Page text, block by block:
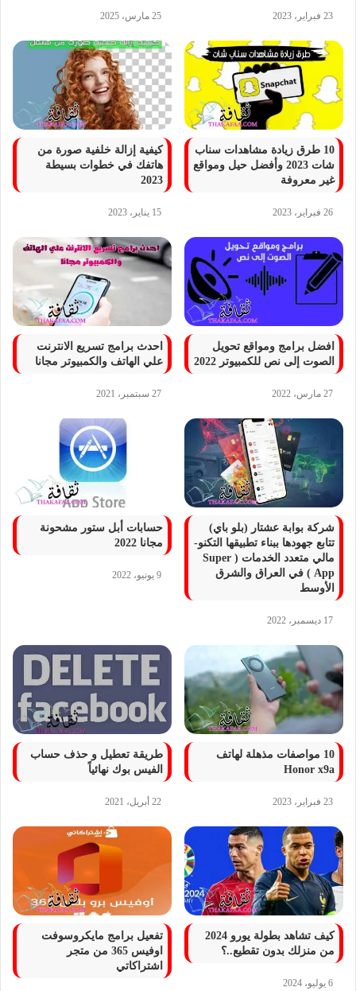
23 فبراير، 2023 25 مارس، 2025
10 طرق زيادة مشاهدات سناب
شات 2023 وأفضل حيل ومواقع
غير معروفة
26 فبراير، 2023
كيفية إزالة خلفية صورة من
هاتفك في خطوات بسيطة
2023
15 يناير، 2023
افضل برامج ومواقع تحويل
الصوت إلى نص للكمبيوتر 2022
27 مارس، 2022
احدث برامج تسريع الانترنت
علي الهاتف والكمبيوتر مجانا
27 سبتمبر، 2021
شركة بوابة عشتار (بلو باي)
تتابع جهودها ببناء تطبيقها التكنو-
مالي متعدد الخدمات ( Super
App ) في العراق والشرق
الأوسط
17 ديسمبر، 2022
حسابات أبل ستور مشحونة
مجانا 2022
9 يونيو، 2022
10 مواصفات مذهلة لهاتف
Honor x9a
23 فبراير، 2023
طريقة تعطيل و حذف حساب
الفيس بوك نهائياً
22 أبريل، 2021
كيف تشاهد بطولة يورو 2024
من منزلك بدون تقطيع..؟
6 يوليو، 2024
تفعيل برامج مايكروسوفت
اوفيس 365 من متجر
اشتراكاتي